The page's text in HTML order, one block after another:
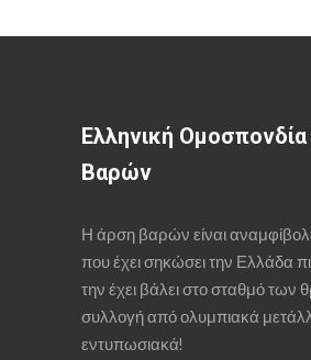
Ελληνική
Βαρών
Η άρση βαρών είναι
που έχει σηκώσει την Ελλάδα
την έχει βάλει στο σταθμό των
συλλογή από ολυμπιακά
εντυπωσιακά!